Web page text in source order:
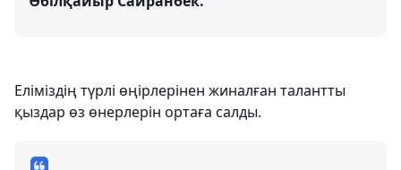
Еліміздің түрлі өңірлерінен жиналған талантты
қыздар өз өнерлерін ортаға салды.